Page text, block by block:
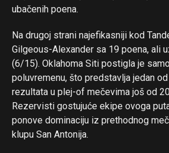
ubačenih poena.
Na drugoj strani najefikasniji kod
Gilgeous-Alexander sa 19 poena, ali
(6/15). Oklahoma Siti postigla je
poluvremenu, što predstavlja jedan
rezultata u plej-of mečevima još od
Rezervisti gostujuće ekipe ovoga
ponove dominaciju iz prethodnog
klupu San Antonija.